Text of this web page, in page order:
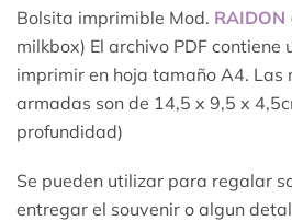
Bolsita imprimible Mod. RAIDON
milkbox) El archivo PDF contiene
imprimir en hoja tamaño A4. Las
armadas son de 14,5 x 9,5 x
profundidad)
Se pueden utilizar para regalar
entregar el souvenir o algun